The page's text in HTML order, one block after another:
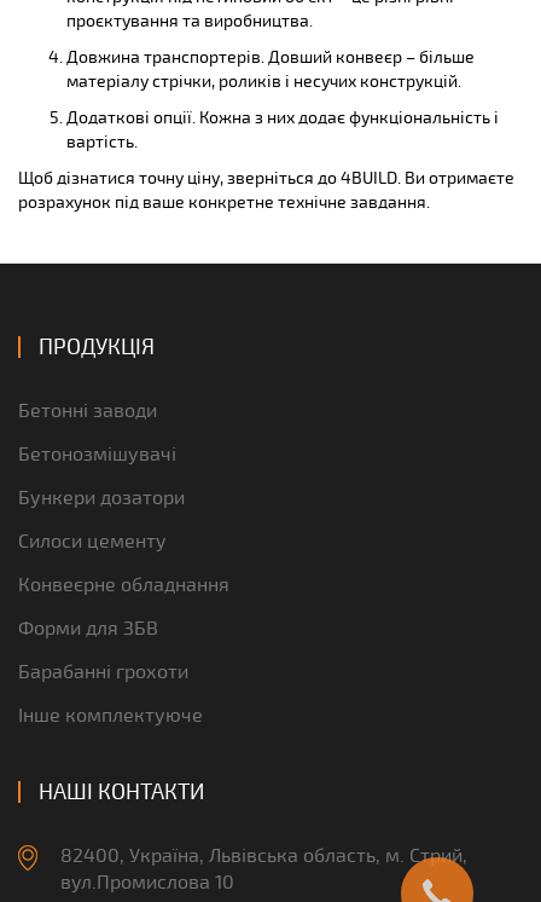
проєктування та виробництва.
Довжина транспортерів. Довший конвеєр – більше
матеріалу стрічки, роликів і несучих конструкцій.
Додаткові опції. Кожна з них додає функціональність і
вартість.
Щоб дізнатися точну ціну, зверніться до 4BUILD. Ви отримаєте
розрахунок під ваше конкретне технічне завдання.
ПРОДУКЦІЯ
Бетонні заводи
Бетонозмішувачі
Бункери дозатори
Силоси цементу
Конвеєрне обладнання
Форми для ЗБВ
Барабанні грохоти
Інше комплектуюче
НАШІ КОНТАКТИ
82400, Україна, Львівська область, м. Стрий,
вул.Промислова 10